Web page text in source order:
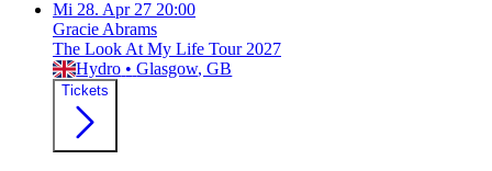
Mi 28. Apr 27 20:00
Gracie Abrams
The Look At My Life Tour 2027
Hydro • Glasgow, GB
Tickets